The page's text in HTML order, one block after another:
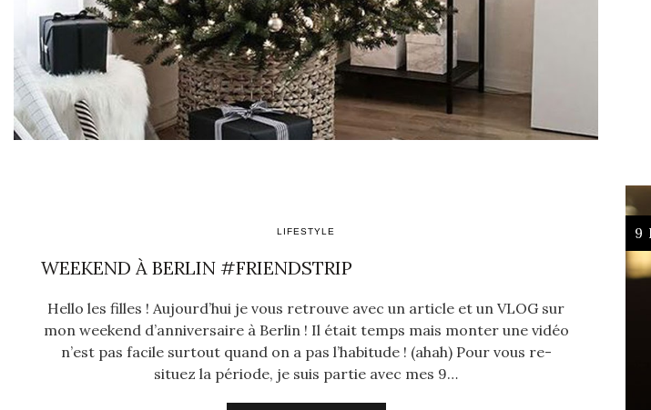
9
LIFESTYLE
WEEKEND À BERLIN #FRIENDSTRIP
Hello les filles ! Aujourd’hui je vous retrouve avec un article et un VLOG sur
mon weekend d’anniversaire à Berlin ! Il était temps mais monter une vidéo
n’est pas facile surtout quand on a pas l’habitude ! (ahah) Pour vous re-
situez la période, je suis partie avec mes 9…